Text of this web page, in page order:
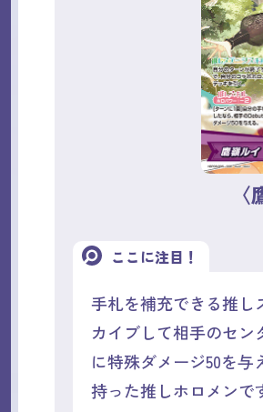
ここに注目！
手札を補充できる推し
カイブして相手のセ
に特殊ダメージ50を
持った推しホロメンで